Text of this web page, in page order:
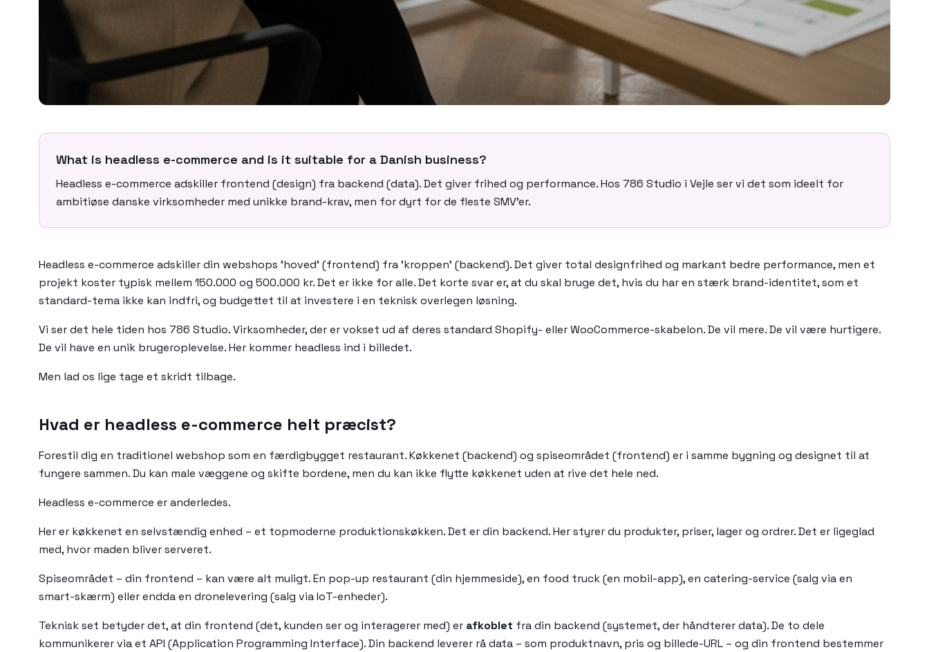
What is headless e-commerce and is it suitable for a Danish business?
Headless e-commerce adskiller frontend (design) fra backend (data). Det giver frihed og performance. Hos 786 Studio i Vejle ser vi det som ideelt for
ambitiøse danske virksomheder med unikke brand-krav, men for dyrt for de fleste SMV'er.
Headless e-commerce adskiller din webshops 'hoved' (frontend) fra 'kroppen' (backend). Det giver total designfrihed og markant bedre performance, men et
projekt koster typisk mellem 150.000 og 500.000 kr. Det er ikke for alle. Det korte svar er, at du skal bruge det, hvis du har en stærk brand-identitet, som et
standard-tema ikke kan indfri, og budgettet til at investere i en teknisk overlegen løsning.
Vi ser det hele tiden hos 786 Studio. Virksomheder, der er vokset ud af deres standard Shopify- eller WooCommerce-skabelon. De vil mere. De vil være hurtigere.
De vil have en unik brugeroplevelse. Her kommer headless ind i billedet.
Men lad os lige tage et skridt tilbage.
Hvad er headless e-commerce helt præcist?
Forestil dig en traditionel webshop som en færdigbygget restaurant. Køkkenet (backend) og spiseområdet (frontend) er i samme bygning og designet til at
fungere sammen. Du kan male væggene og skifte bordene, men du kan ikke flytte køkkenet uden at rive det hele ned.
Headless e-commerce er anderledes.
Her er køkkenet en selvstændig enhed – et topmoderne produktionskøkken. Det er din backend. Her styrer du produkter, priser, lager og ordrer. Det er ligeglad
med, hvor maden bliver serveret.
Spiseområdet – din frontend – kan være alt muligt. En pop-up restaurant (din hjemmeside), en food truck (en mobil-app), en catering-service (salg via en
smart-skærm) eller endda en dronelevering (salg via IoT-enheder).
Teknisk set betyder det, at din frontend (det, kunden ser og interagerer med) er afkoblet fra din backend (systemet, der håndterer data). De to dele
kommunikerer via et API (Application Programming Interface). Din backend leverer rå data – som produktnavn, pris og billede-URL – og din frontend bestemmer